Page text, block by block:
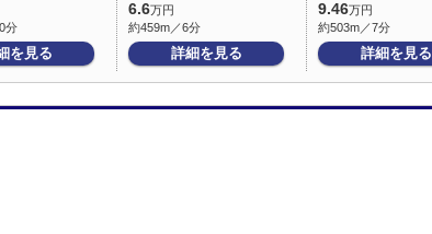
分
を見る
6.6万円
約459m／6分
詳細を見る
9.46万円
約503m／7分
詳細を見る